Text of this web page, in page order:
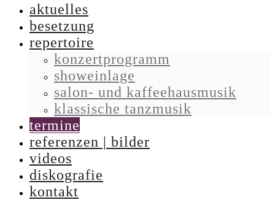
aktuelles
besetzung
repertoire
konzertprogramm
showeinlage
salon- und kaffeehausmusik
klassische tanzmusik
termine
referenzen | bilder
videos
diskografie
kontakt